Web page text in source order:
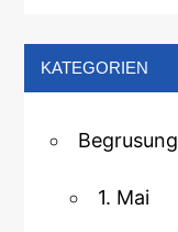
KATEGORIEN
Begrusung
1. Mai